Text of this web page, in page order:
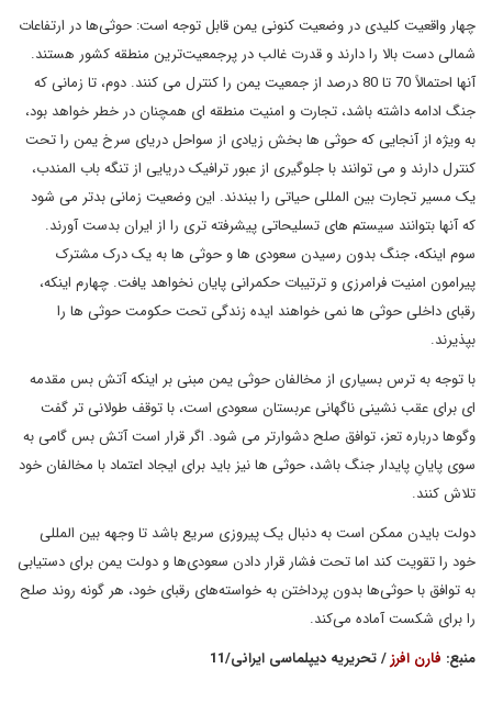
چهار واقعیت کلیدی در وضعیت کنونی یمن قابل توجه است: حوثی‌ها در ارتفاعات
شمالی دست بالا را دارند و قدرت غالب در پرجمعیت‌ترین منطقه کشور هستند.
آنها احتمالاً 70 تا 80 درصد از جمعیت یمن را کنترل می کنند. دوم، تا زمانی که
جنگ ادامه داشته باشد، تجارت و امنیت منطقه ای همچنان در خطر خواهد بود،
به ویژه از آنجایی که حوثی ها بخش زیادی از سواحل دریای سرخ یمن را تحت
کنترل دارند و می توانند با جلوگیری از عبور ترافیک دریایی از تنگه باب المندب،
یک مسیر تجارت بین المللی حیاتی را ببندند. این وضعیت زمانی بدتر می شود
که آنها بتوانند سیستم های تسلیحاتی پیشرفته تری را از ایران بدست آورند.
سوم اینکه، جنگ بدون رسیدن سعودی ها و حوثی ها به یک درک مشترک
پیرامون امنیت فرامرزی و ترتیبات حکمرانی پایان نخواهد یافت. چهارم اینکه،
رقبای داخلی حوثی ها نمی خواهند ایده زندگی تحت حکومت حوثی ها را
بپذیرند.
با توجه به ترس بسیاری از مخالفان حوثی یمن مبنی بر اینکه آتش بس مقدمه
ای برای عقب نشینی ناگهانی عربستان سعودی است، با توقف طولانی تر گفت
وگوها درباره تعز، توافق صلح دشوارتر می شود. اگر قرار است آتش بس گامی به
سوی پایانِ پایدار جنگ باشد، حوثی ها نیز باید برای ایجاد اعتماد با مخالفان خود
تلاش کنند.
دولت بایدن ممکن است به دنبال یک پیروزی سریع باشد تا وجهه بین المللی
خود را تقویت کند اما تحت فشار قرار دادن سعودی‌ها و دولت یمن برای دستیابی
به توافق با حوثی‌ها بدون پرداختن به خواسته‌های رقبای خود، هر گونه روند صلح
را برای شکست آماده می‌کند.
منبع: فارن افرز/ تحریریه دیپلماسی ایرانی/11